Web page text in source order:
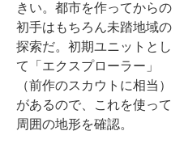
きい。都市を作ってからの
初手はもちろん未踏地域の
探索だ。初期ユニットとし
て「エクスプローラー」
（前作のスカウトに相当）
があるので、これを使って
周囲の地形を確認。